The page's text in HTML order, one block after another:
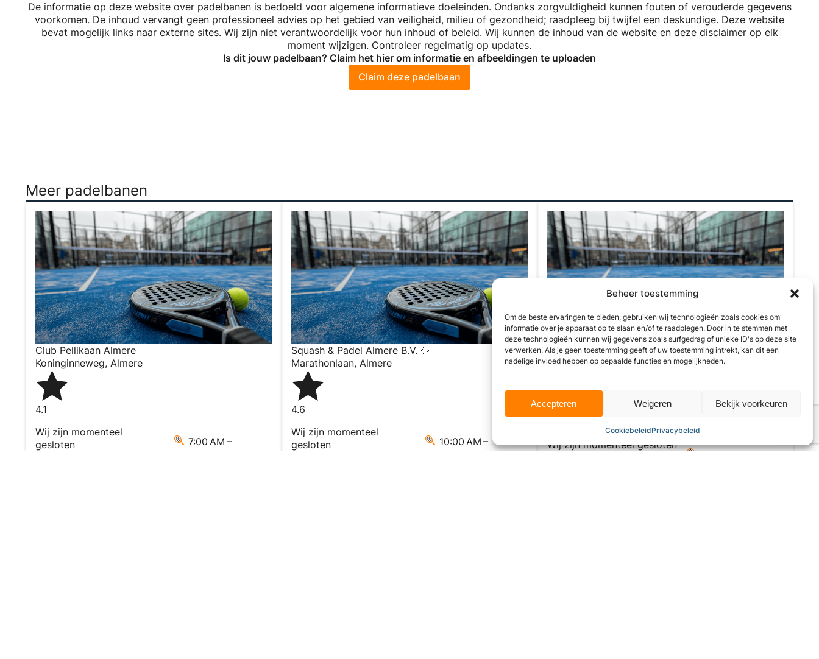
Beheer toestemming
Om de beste ervaringen te bieden, gebruiken wij technologieën zoals cookies om
informatie over je apparaat op te slaan en/of te raadplegen. Door in te stemmen met
deze technologieën kunnen wij gegevens zoals surfgedrag of unieke ID's op deze site
verwerken. Als je geen toestemming geeft of uw toestemming intrekt, kan dit een
nadelige invloed hebben op bepaalde functies en mogelijkheden.
Accepteren Weigeren Bekijk voorkeuren
CookiebeleidPrivacybeleid
De informatie op deze website over padelbanen is bedoeld voor algemene informatieve doeleinden. Ondanks zorgvuldigheid kunnen fouten of verouderde gegevens
voorkomen. De inhoud vervangt geen professioneel advies op het gebied van veiligheid, milieu of gezondheid; raadpleeg bij twijfel een deskundige. Deze website
bevat mogelijk links naar externe sites. Wij zijn niet verantwoordelijk voor hun inhoud of beleid. Wij kunnen de inhoud van de website en deze disclaimer op elk
moment wijzigen. Controleer regelmatig op updates.
Is dit jouw padelbaan? Claim het hier om informatie en afbeeldingen te uploaden
Claim deze padelbaan
Meer padelbanen
Club Pellikaan Almere
Koninginneweg, Almere
4.1
Wij zijn momenteel
gesloten
7:00 AM –
11:00 PM
Squash & Padel Almere B.V. 🥎
Marathonlaan, Almere
4.6
Wij zijn momenteel
gesloten
10:00 AM –
12:00 AM
Tennis-- en Padelvereniging De Gouwen
Tennispark, Bosgouw
4.3
Wij zijn momenteel gesloten